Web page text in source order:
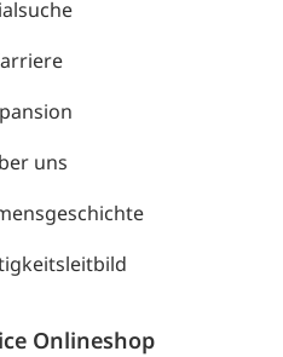
uns
Onlineshop